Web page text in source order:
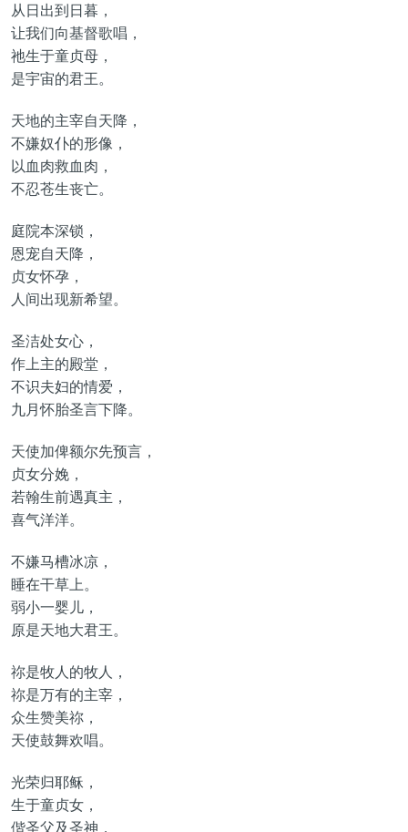
从日出到日暮，
让我们向基督歌唱，
祂生于童贞母，
是宇宙的君王。
天地的主宰自天降，
不嫌奴仆的形像，
以血肉救血肉，
不忍苍生丧亡。
庭院本深锁，
恩宠自天降，
贞女怀孕，
人间出现新希望。
圣洁处女心，
作上主的殿堂，
不识夫妇的情爱，
九月怀胎圣言下降。
天使加俾额尔先预言，
贞女分娩，
若翰生前遇真主，
喜气洋洋。
不嫌马槽冰凉，
睡在干草上。
弱小一婴儿，
原是天地大君王。
祢是牧人的牧人，
祢是万有的主宰，
众生赞美祢，
天使鼓舞欢唱。
光荣归耶稣，
生于童贞女，
偕圣父及圣神，